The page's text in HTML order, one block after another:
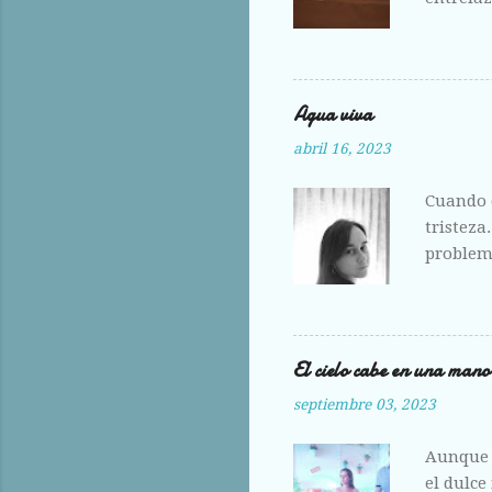
Agua viva
abril 16, 2023
tristeza.
El cielo cabe en una mano
septiembre 03, 2023
Aunque
el